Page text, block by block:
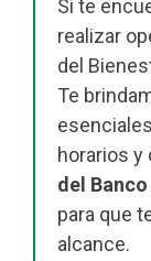
Si te
realizar
del
Te
horarios y
del
para que
alcance.